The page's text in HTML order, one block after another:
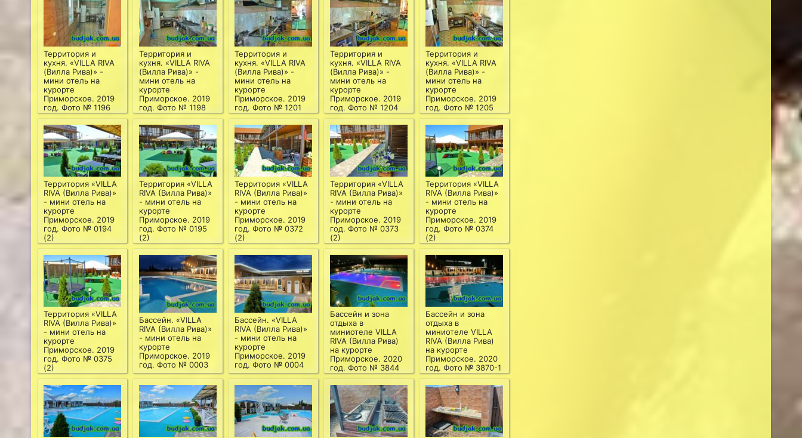
Территория и
кухня. «VILLA RIVA
(Вилла Рива)» -
мини отель на
курорте
Приморское. 2019
год. Фото № 1196
Территория и
кухня. «VILLA RIVA
(Вилла Рива)» -
мини отель на
курорте
Приморское. 2019
год. Фото № 1198
Территория и
кухня. «VILLA RIVA
(Вилла Рива)» -
мини отель на
курорте
Приморское. 2019
год. Фото № 1201
Территория и
кухня. «VILLA RIVA
(Вилла Рива)» -
мини отель на
курорте
Приморское. 2019
год. Фото № 1204
Территория и
кухня. «VILLA RIVA
(Вилла Рива)» -
мини отель на
курорте
Приморское. 2019
год. Фото № 1205
Территория «VILLA
RIVA (Вилла Рива)»
- мини отель на
курорте
Приморское. 2019
год. Фото № 0194
(2)
Территория «VILLA
RIVA (Вилла Рива)»
- мини отель на
курорте
Приморское. 2019
год. Фото № 0195
(2)
Территория «VILLA
RIVA (Вилла Рива)»
- мини отель на
курорте
Приморское. 2019
год. Фото № 0372
(2)
Территория «VILLA
RIVA (Вилла Рива)»
- мини отель на
курорте
Приморское. 2019
год. Фото № 0373
(2)
Территория «VILLA
RIVA (Вилла Рива)»
- мини отель на
курорте
Приморское. 2019
год. Фото № 0374
(2)
Территория «VILLA
RIVA (Вилла Рива)»
- мини отель на
курорте
Приморское. 2019
год. Фото № 0375
(2)
Бассейн. «VILLA
RIVA (Вилла Рива)»
- мини отель на
курорте
Приморское. 2019
год. Фото № 0003
Бассейн. «VILLA
RIVA (Вилла Рива)»
- мини отель на
курорте
Приморское. 2019
год. Фото № 0004
Бассейн и зона
отдыха в
миниотеле VILLA
RIVA (Вилла Рива)
на курорте
Приморское. 2020
год. Фото № 3844
Бассейн и зона
отдыха в
миниотеле VILLA
RIVA (Вилла Рива)
на курорте
Приморское. 2020
год. Фото № 3870-1